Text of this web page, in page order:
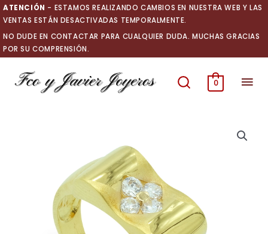
Ir
al
contenido
ATENCIÓN - ESTAMOS REALIZANDO CAMBIOS EN NUESTRA WEB Y LAS
VENTAS ESTÁN DESACTIVADAS TEMPORALMENTE.
NO DUDE EN CONTACTAR PARA CUALQUIER DUDA. MUCHAS GRACIAS
POR SU COMPRENSIÓN.
0